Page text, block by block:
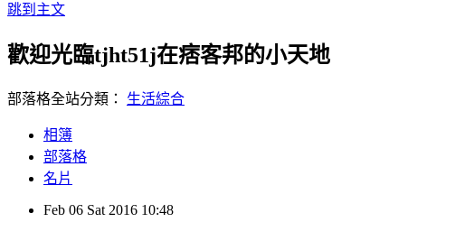
跳到主文
歡迎光臨tjht51j在痞客邦的小天地
部落格全站分類： 生活綜合
相簿
部落格
名片
Feb 06 Sat 2016 10:48